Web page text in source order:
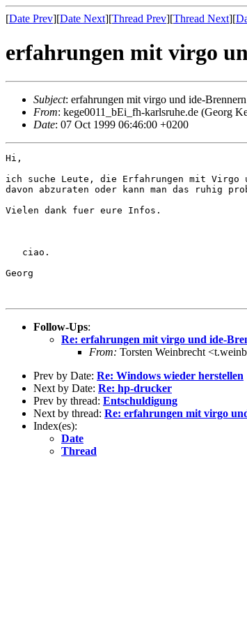
[Date Prev][Date Next][Thread Prev][Thread Next][
erfahrungen mit virgo
Subject: erfahrungen mit virgo und ide-Brennern
From: kege0011_bEi_fh-karlsruhe.de (Georg
Date: 07 Oct 1999 06:46:00 +0200
Hi,
ich suche Leute, die Erfahrungen mit
davon abzuraten oder kann man das ruhig
Vielen dank fuer eure Infos.
   ciao.
Georg
Follow-Ups:
Re: erfahrungen mit virgo und ide-
From: Torsten Weinbrecht
Prev by Date: Re: Windows wieder herstellen
Next by Date: Re: hp-drucker
Prev by thread: Entschuldigung
Next by thread: Re: erfahrungen mit virgo
Index(es):
Date
Thread